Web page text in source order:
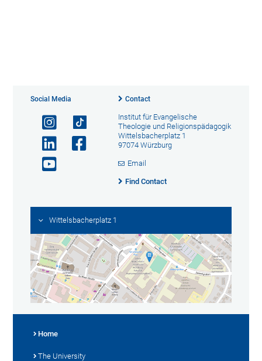
Social Media Contact
Institut für Evangelische
Theologie und Religionspädagogik
Wittelsbacherplatz 1
97074 Würzburg
Email
Find Contact
Wittelsbacherplatz 1
Home
The University